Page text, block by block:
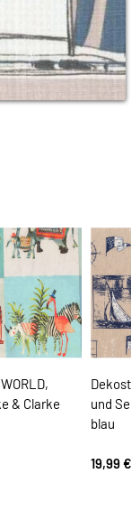
& Clarke
und
blau
19,99 €